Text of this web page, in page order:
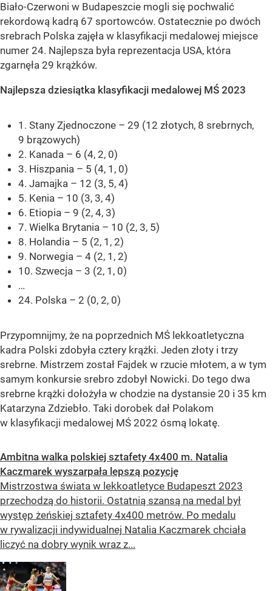
Biało-Czerwoni w Budapeszcie mogli się pochwalić
rekordową kadrą 67 sportowców. Ostatecznie po dwóch
srebrach Polska zajęła w klasyfikacji medalowej miejsce
numer 24. Najlepsza była reprezentacja USA, która
zgarnęła 29 krążków.
Najlepsza dziesiątka klasyfikacji medalowej MŚ 2023
1. Stany Zjednoczone – 29 (12 złotych, 8 srebrnych,
9 brązowych)
2. Kanada – 6 (4, 2, 0)
3. Hiszpania – 5 (4, 1, 0)
4. Jamajka – 12 (3, 5, 4)
5. Kenia – 10 (3, 3, 4)
6. Etiopia – 9 (2, 4, 3)
7. Wielka Brytania – 10 (2, 3, 5)
8. Holandia – 5 (2, 1, 2)
9. Norwegia – 4 (2, 1, 2)
10. Szwecja – 3 (2, 1, 0)
…
24. Polska – 2 (0, 2, 0)
Przypomnijmy, że na poprzednich MŚ lekkoatletyczna
kadra Polski zdobyła cztery krążki. Jeden złoty i trzy
srebrne. Mistrzem został Fajdek w rzucie młotem, a w tym
samym konkursie srebro zdobył Nowicki. Do tego dwa
srebrne krążki dołożyła w chodzie na dystansie 20 i 35 km
Katarzyna Zdziebło. Taki dorobek dał Polakom
w klasyfikacji medalowej MŚ 2022 ósmą lokatę.
Ambitna walka polskiej sztafety 4x400 m. Natalia
Kaczmarek wyszarpała lepszą pozycję
Mistrzostwa świata w lekkoatletyce Budapeszt 2023
przechodzą do historii. Ostatnią szansą na medal był
występ żeńskiej sztafety 4x400 metrów. Po medalu
w rywalizacji indywidualnej Natalia Kaczmarek chciała
liczyć na dobry wynik wraz z...